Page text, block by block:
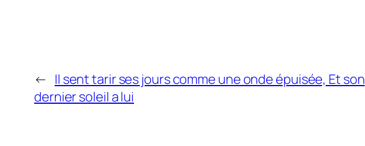
← Il sent tarir ses jours comme une onde épuisée, Et son
dernier soleil a lui